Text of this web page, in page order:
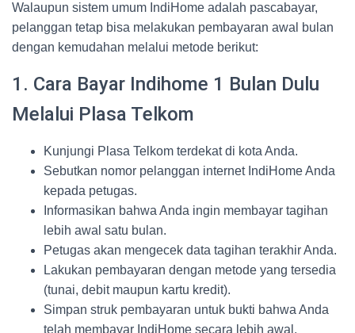
Walaupun sistem umum IndiHome adalah pascabayar,
pelanggan tetap bisa melakukan pembayaran awal bulan
dengan kemudahan melalui metode berikut:
1. Cara Bayar Indihome 1 Bulan Dulu
Melalui Plasa Telkom
Kunjungi Plasa Telkom terdekat di kota Anda.
Sebutkan nomor pelanggan internet IndiHome Anda
kepada petugas.
Informasikan bahwa Anda ingin membayar tagihan
lebih awal satu bulan.
Petugas akan mengecek data tagihan terakhir Anda.
Lakukan pembayaran dengan metode yang tersedia
(tunai, debit maupun kartu kredit).
Simpan struk pembayaran untuk bukti bahwa Anda
telah membayar IndiHome secara lebih awal.